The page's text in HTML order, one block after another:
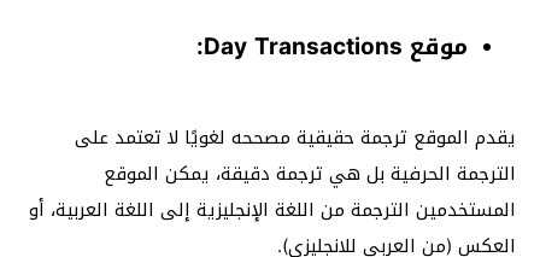
موقع Day Transactions:
يقدم الموقع ترجمة حقيقية مصححه لغويًا لا تعتمد على
الترجمة الحرفية بل هي ترجمة دقيقة، يمكن الموقع
المستخدمين الترجمة من اللغة الإنجليزية إلى اللغة العربية، أو
العكس (من العربي للانجليزي).